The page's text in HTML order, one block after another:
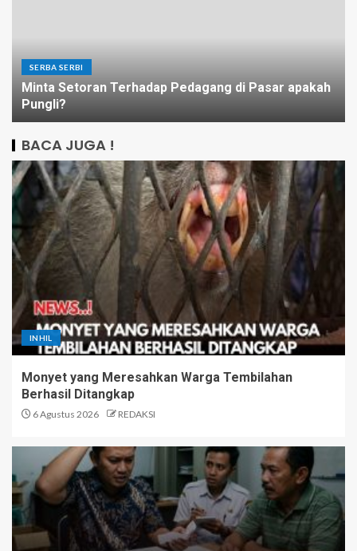
SERBA SERBI
Minta Setoran Terhadap Pedagang di Pasar apakah
Pungli?
BACA JUGA !
INHIL
Monyet yang Meresahkan Warga Tembilahan
Berhasil Ditangkap
6 Agustus 2026 REDAKSI